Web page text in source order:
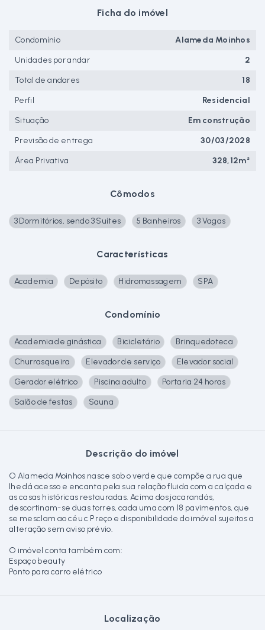
Cômodos
3 Dormitórios, sendo 3 Suítes 5 Banheiros 3 Vagas
Características
Academia Depósito Hidromassagem SPA
Condomínio
Academia de ginástica Bicicletário
Brinquedoteca
Churrasqueira
Elevador de serviço
Elevador social
Gerador elétrico
Piscina adulto
Portaria 24 horas
Salão de festas
Sauna
Descrição do imóvel
O Alameda Moinhos nasce sob o verde que compõe a rua que
lhe dá acesso e encanta pela sua relação fluida com a calçada e
as casas históricas restauradas. Acima dos jacarandás,
descortinam-se duas torres, cada uma com 18 pavimentos, que
se mesclam ao céu c Preço e disponibilidade do imóvel sujeitos a
alteração sem aviso prévio.
O imóvel conta também com:
Espaço beauty
Ponto para carro elétrico
Localização
Ficha do imóvel
Condomínio
Alameda Moinhos
Unidades por andar
2
Total de andares
18
Perfil
Residencial
Situação
Em construção
Previsão de entrega
30/03/2028
Área Privativa
328,12m²